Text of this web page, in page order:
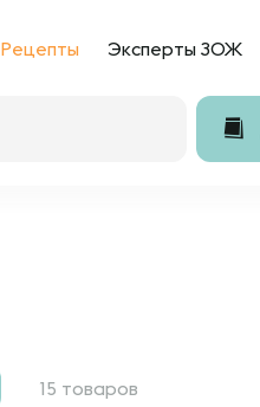
Рецепты Эксперты ЗОЖ
15 товаров